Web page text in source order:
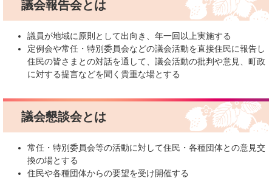
議会報告会とは
議員が地域に原則として出向き、年一回以上実施する
定例会や常任・特別委員会などの議会活動を直接住民に報告し
住民の皆さまとの対話を通して、議会活動の批判や意見、町政
に対する提言などを聞く貴重な場とする
議会懇談会とは
常任・特別委員会等の活動に対して住民・各種団体との意見交
換の場とする
住民や各種団体からの要望を受け開催する